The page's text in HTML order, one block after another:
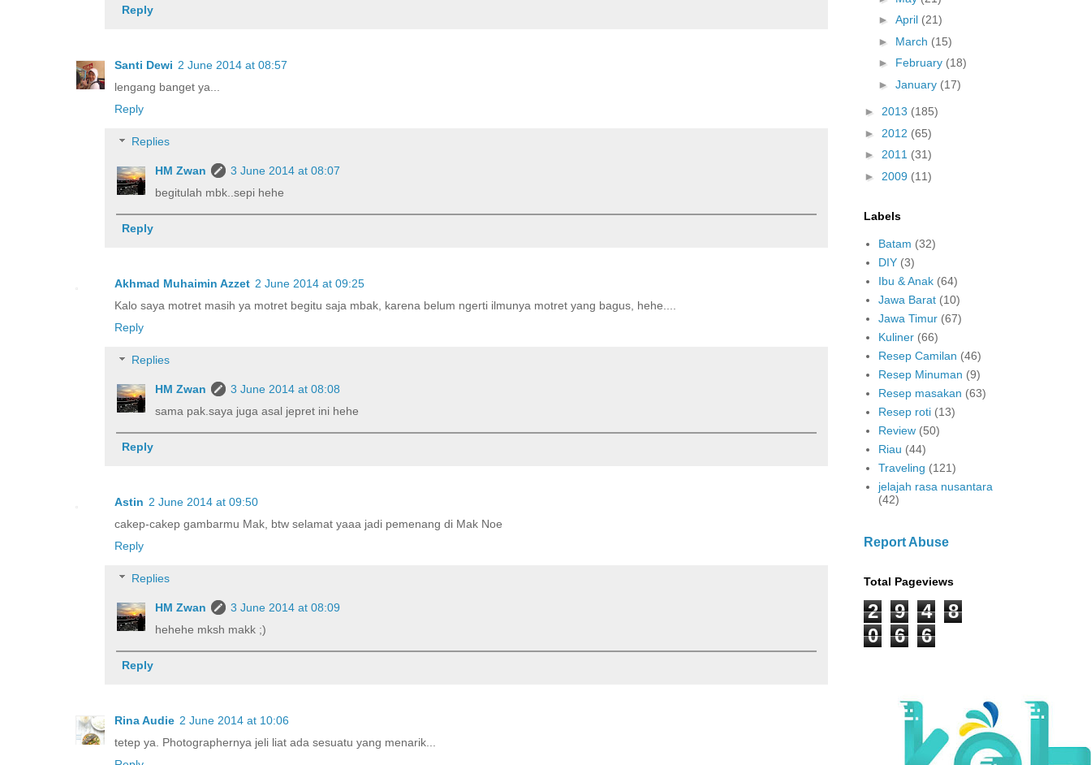
Reply
Santi Dewi 2 June 2014 at 08:57
lengang banget ya...
Reply
Replies
HM Zwan
3 June 2014 at 08:07
begitulah mbk..sepi hehe
Reply
Akhmad Muhaimin Azzet 2 June 2014 at 09:25
Kalo saya motret masih ya motret begitu saja mbak, karena belum ngerti ilmunya motret yang bagus, hehe....
Reply
Replies
HM Zwan
3 June 2014 at 08:08
sama pak.saya juga asal jepret ini hehe
Reply
Astin 2 June 2014 at 09:50
cakep-cakep gambarmu Mak, btw selamat yaaa jadi pemenang di Mak Noe
Reply
Replies
HM Zwan
3 June 2014 at 08:09
hehehe mksh makk ;)
Reply
Rina Audie 2 June 2014 at 10:06
tetep ya. Photographernya jeli liat ada sesuatu yang menarik...
► April (21)
► March (15)
► February (18)
► January (17)
► 2013 (185)
► 2012 (65)
► 2011 (31)
► 2009 (11)
Labels
Batam (32)
DIY (3)
Ibu & Anak (64)
Jawa Barat (10)
Jawa Timur (67)
Kuliner (66)
Resep Camilan (46)
Resep Minuman (9)
Resep masakan (63)
Resep roti (13)
Review (50)
Riau (44)
Traveling (121)
jelajah rasa nusantara
(42)
Report Abuse
Total Pageviews
2 9 4
8
0
6 6